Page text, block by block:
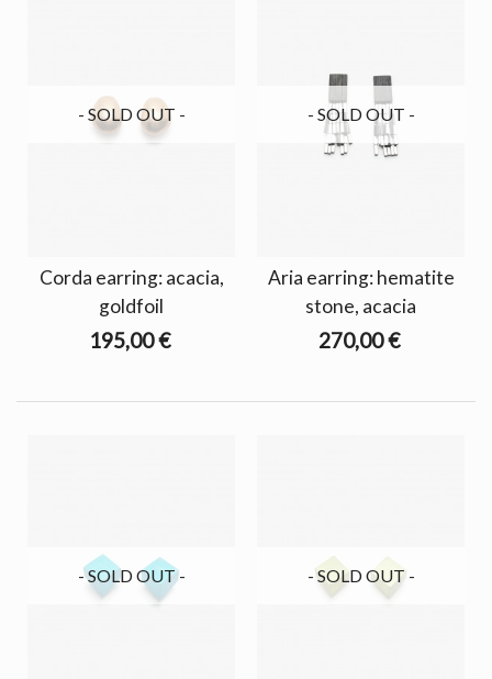
- SOLD OUT -
Corda earring: acacia,
goldfoil
195,00 €
- SOLD OUT -
Aria earring: hematite
stone, acacia
270,00 €
- SOLD OUT - - SOLD OUT -